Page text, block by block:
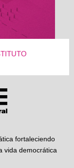
fortaleciendo
vida democrática